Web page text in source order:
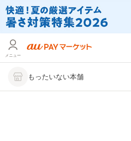
メニュー
もったいない本舗